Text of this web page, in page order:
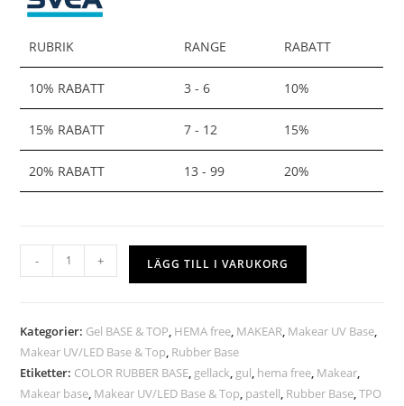
RUBRIK RANGE RABATT
10% RABATT 3 - 6 10%
15% RABATT 7 - 12 15%
20% RABATT 13 - 99 20%
- + LÄGG TILL I VARUKORG
Kategorier: Gel BASE & TOP, HEMA free, MAKEAR, Makear UV Base,
Makear UV/LED Base & Top, Rubber Base
Etiketter: COLOR RUBBER BASE, gellack, gul, hema free, Makear,
Makear base, Makear UV/LED Base & Top, pastell, Rubber Base,TPO